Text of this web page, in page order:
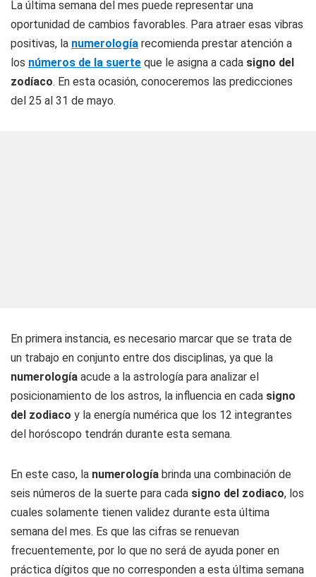
La última semana del mes puede representar una
oportunidad de cambios favorables. Para atraer esas vibras
positivas, la numerología recomienda prestar atención a
los números de la suerte que le asigna a cada signo del
zodíaco. En esta ocasión, conoceremos las predicciones
del 25 al 31 de mayo.
En primera instancia, es necesario marcar que se trata de
un trabajo en conjunto entre dos disciplinas, ya que la
numerología acude a la astrología para analizar el
posicionamiento de los astros, la influencia en cada signo
del zodiaco y la energía numérica que los 12 integrantes
del horóscopo tendrán durante esta semana.
En este caso, la numerología brinda una combinación de
seis números de la suerte para cada signo del zodiaco, los
cuales solamente tienen validez durante esta última
semana del mes. Es que las cifras se renuevan
frecuentemente, por lo que no será de ayuda poner en
práctica dígitos que no corresponden a esta última semana